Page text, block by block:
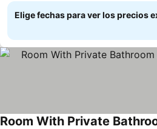
Elige fechas para ver los precios